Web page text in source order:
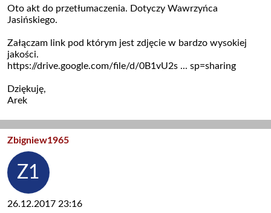
Oto akt do przetłumaczenia. Dotyczy Wawrzyńca
Jasińskiego.
Załączam link pod którym jest zdjęcie w bardzo wysokiej
jakości.
https://drive.google.com/file/d/0B1vU2s ... sp=sharing
Dziękuję,
Arek
Zbigniew1965
26.12.2017 23:16